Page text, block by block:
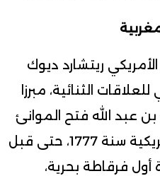
ريتشارد ديوك
الثنائية، مبرزا
عبد الله فتح الموانئ
المغربية أمام السفن الأمريكية سنة 1777، حتى قبل
أول فرقاطة بحرية،